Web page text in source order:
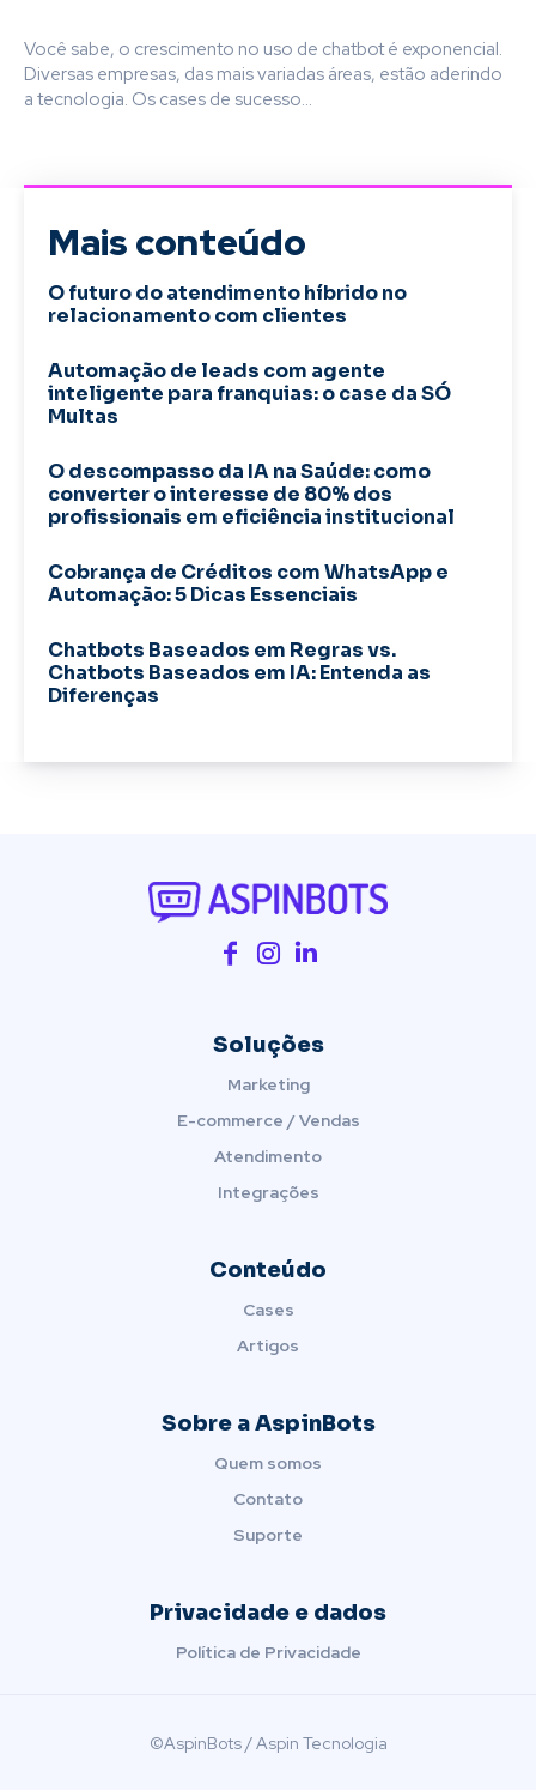
Você sabe, o crescimento no uso de chatbot é exponencial.
Diversas empresas, das mais variadas áreas, estão aderindo
a tecnologia. Os cases de sucesso...
Mais conteúdo
O futuro do atendimento híbrido no
relacionamento com clientes
Automação de leads com agente
inteligente para franquias: o case da SÓ
Multas
O descompasso da IA na Saúde: como
converter o interesse de 80% dos
profissionais em eficiência institucional
Cobrança de Créditos com WhatsApp e
Automação: 5 Dicas Essenciais
Chatbots Baseados em Regras vs.
Chatbots Baseados em IA: Entenda as
Diferenças
Soluções
Marketing
E-commerce / Vendas
Atendimento
Integrações
Conteúdo
Cases
Artigos
Sobre a AspinBots
Quem somos
Contato
Suporte
Privacidade e dados
Política de Privacidade
©AspinBots / Aspin Tecnologia